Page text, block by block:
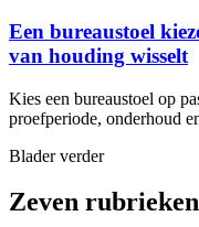
Een bureaustoel
van houding wisselt
Kies een bureaustoel op
proefperiode, onderhoud
Blader verder
Zeven